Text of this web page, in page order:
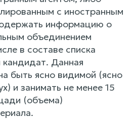
с иностранным
информацию о
объединением
в составе списка
кандидат. Данная
быть ясно видимой (ясно
и занимать не менее 15
(объема)